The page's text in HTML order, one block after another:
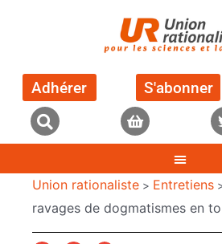
Adhérer S'abonner
Union rationaliste > Entretiens
ravages de dogmatismes en